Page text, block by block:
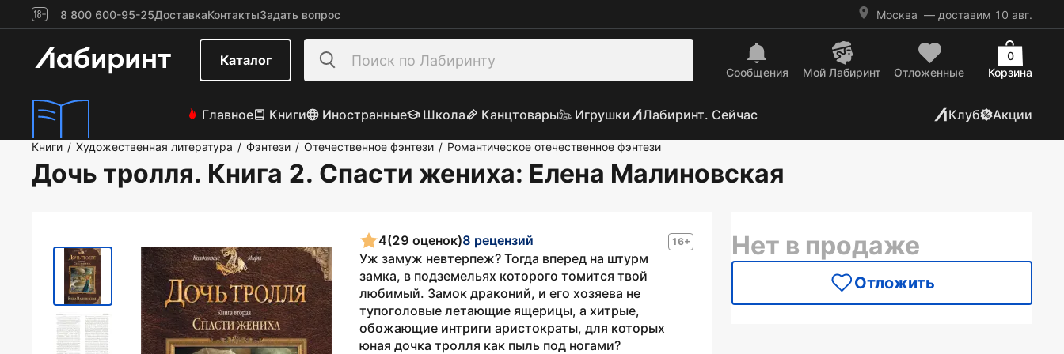
8 800 600-95-25ДоставкаКонтактыЗадать вопрос Москва — доставим 10 авг.
Каталог
Сообщения Mой Лабиринт Отложенные Корзина
0
Главное Книги Иностранные Школа Канцтовары Игрушки Лабиринт. Сейчас Клуб Акции
Книги / Художественная литература / Фэнтези / Отечественное фэнтези / Романтическое отечественное фэнтези
Дочь тролля. Книга 2. Спасти жениха: Елена Малиновская
16+
4(29 оценок)8 рецензий
Уж замуж невтерпеж? Тогда вперед на штурм
замка, в подземельях которого томится твой
любимый. Замок драконий, и его хозяева не
тупоголовые летающие ящерицы, а хитрые,
обожающие интриги аристократы, для которых
юная дочка тролля как пыль под ногами?
Нет в продаже
Отложить